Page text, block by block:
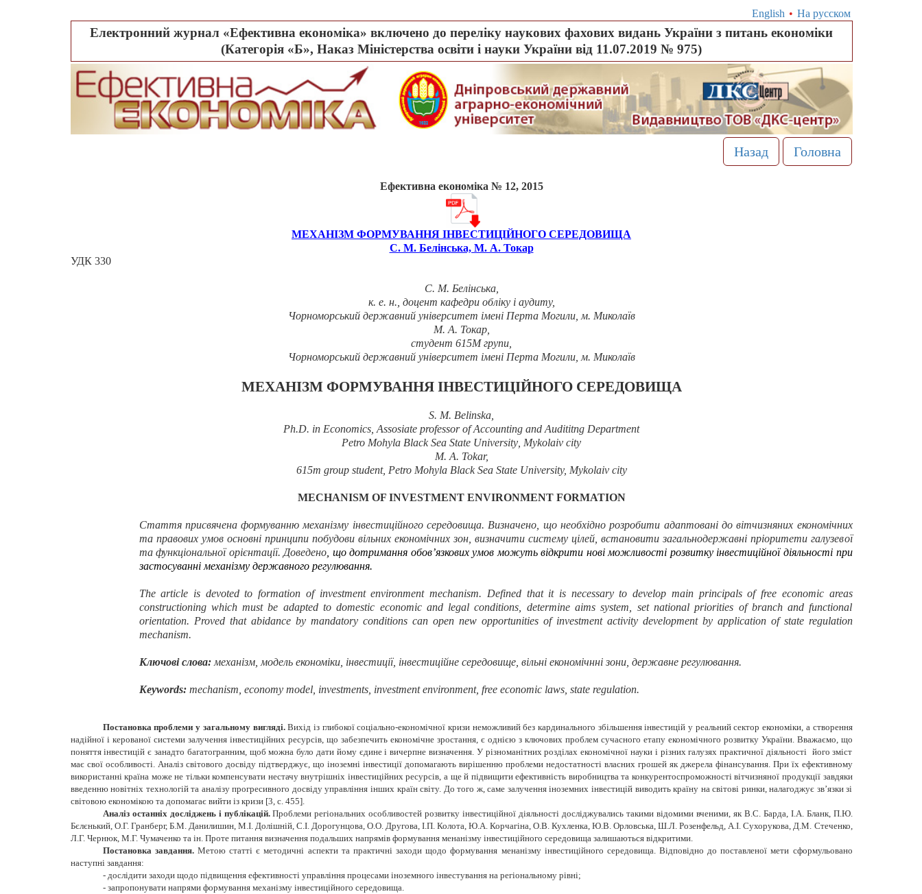
English • На русском
Електронний журнал «Ефективна економіка» включено до переліку наукових фахових видань України з питань економіки
(Категорія «Б», Наказ Міністерства освіти і науки України від 11.07.2019 № 975)
Назад Головна
Ефективна економіка № 12, 2015
МЕХАНІЗМ ФОРМУВАННЯ ІНВЕСТИЦІЙНОГО СЕРЕДОВИЩА
С. М. Белінська, М. А. Токар
УДК 330
С. М. Белінська,
к. е. н., доцент кафедри обліку і аудиту,
Чорноморський державний університет імені Перта Могили, м. Миколаїв
М. А. Токар,
студент 615М групи,
Чорноморський державний університет імені Перта Могили, м. Миколаїв
МЕХАНІЗМ ФОРМУВАННЯ ІНВЕСТИЦІЙНОГО СЕРЕДОВИЩА
S. M. Belinska,
Ph.D. in Economics Assosiate professor of Accounting and Audititng Department
Petro Mohyla Black Sea State University Mykolaiv city
M. A. Tokar,
615m group student, Petro Mohyla Black Sea State University, Mykolaiv city
MECHANISM OF INVESTMENT ENVIRONMENT FORMATION
Стаття присвяченаформуванню механізму інвестиційного середовища. Визначено, що необхідно розробити адаптовані до вітчизняних економічних
та правових умов основні принципи побудови вільних економічних зон, визначити систему цілей, встановити загальнодержавні пріоритети галузевої
та функціональної орієнтації. Доведено , що дотримання обов’язкових умов можуть відкрити нові можливості розвитку інвестиційної діяльності при
застосуванні механізму державного регулювання.
The article is devoted to formation of investment environment mechanism. Defined that it is necessary to develop main principals of free economic areas
constructioning which must be adapted to domestic economic and legal conditions, determine aims system, set national priorities of branch and functional
orientation. Proved that abidance by mandatory conditions can open new opportunities of investment activity development by application of state regulation
mechanism.
Ключові слова:механізм, модель економіки, інвестиції, інвестиційне середовище, вільні економічнні зони, державне регулювання.
Keywords:mechanism, economy model, investments, investment environment, free economic laws, state regulation.
Постановка проблеми у загальному вигляді.Вихід із глибокої соціально-економічної кризи неможливий без кардинального збільшення інвестицій у реальний сектор економіки, а створення
надійної і керованої системи залучення інвестиційних ресурсів, що забезпечить економічне зростання, є однією з ключових проблем сучасного етапу економічного розвитку України. Вважаємо, що
поняття інвестицій є занадто багатогранним, щоб можна було дати йому єдине і вичерпне визначення. У різноманітних розділах економічної науки і різних галузях практичної діяльності його зміст
має свої особливості. Аналіз світового досвіду підтверджує, що іноземні інвестиції допомагають вирішенню проблеми недостатності власних грошей як джерела фінансування. При їх ефективному
використанні країна може не тільки компенсувати нестачу внутрішніх інвестиційних ресурсів, а ще й підвищити ефективність виробництва та конкурентоспроможності вітчизняної продукції завдяки
введенню новітніх технологій та аналізу прогресивного досвіду управління інших країн світу. До того ж, саме залучення іноземних інвестицій виводить країну на світові ринки, налагоджує зв’язки зі
світовою економікою та допомагає вийти із кризи [3, с. 455].
Аналіз останніх досліджень і публікацій.Проблеми регіональних особливостей розвитку інвестиційної діяльності досліджувались такими відомими вченими, як В.С. Барда, І.А. Бланк, П.Ю.
Бєлєнький, О.Г. Гранберг, Б.М. Данилишин, М.І. Долішній, С.І. Дорогунцова, О.О. Другова, І.П. Колота, Ю.А. Корчагіна, О.В. Кухленка, Ю.В. Орловська, Ш.Л. Розенфельд, А.І. Сухорукова, Д.М. Стеченко,
Л.Г. Чернюк, М.Г. Чумаченко та ін. Проте питання визначення подальших напрямів формування менанізму інвестиційного середовища залишаються відкритими.
Постановка завдання.Метою статті є методичні аспекти та практичні заходи щодо формування менанізму інвестиційного середовища. Відповідно до поставленої мети сформульовано
наступні завдання:
- дослідити заходи щодо підвищення ефективності управління процесами іноземного інвестування на регіональному рівні;
- запропонувати напрями формування механізму інвестиційного середовища.